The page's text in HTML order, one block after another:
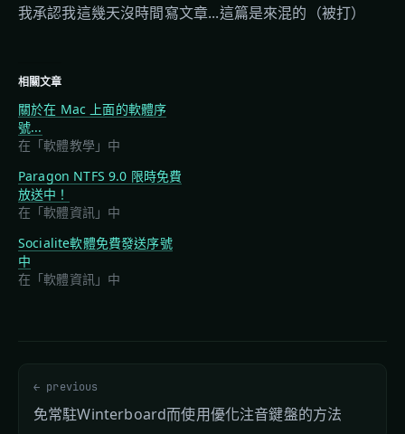
我承認我這幾天沒時間寫文章...這篇是來混的（被打）
相關文章
關於在 Mac 上面的軟體序
號...
在「軟體教學」中
Paragon NTFS 9.0 限時免費
放送中！
在「軟體資訊」中
Socialite軟體免費發送序號
中
在「軟體資訊」中
← previous
免常駐Winterboard而使用優化注音鍵盤的方法